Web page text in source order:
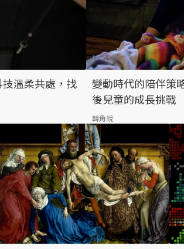
溫柔共處，找
變動時代的陪伴策
後兒童的成長挑戰
轉角說